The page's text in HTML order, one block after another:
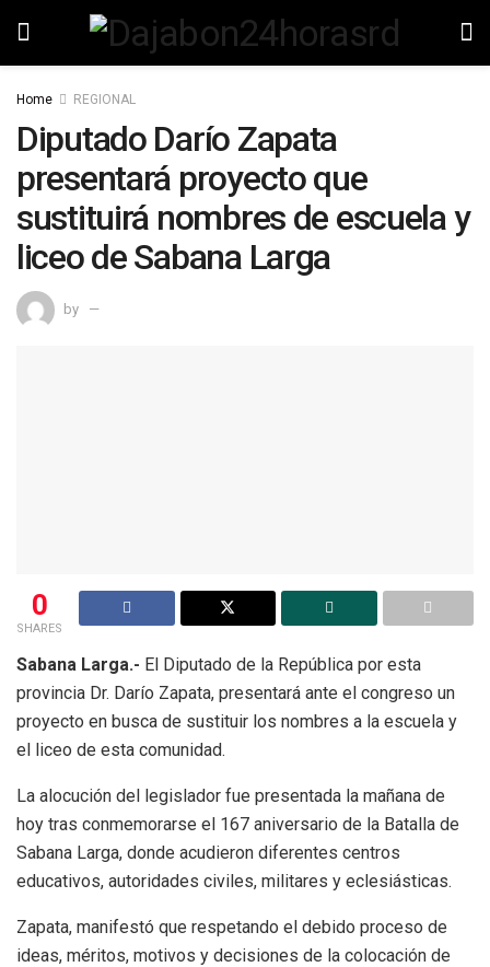
Home REGIONAL
Diputado Darío Zapata
presentará proyecto que
sustituirá nombres de escuela y
liceo de Sabana Larga
by
0
SHARES
Sabana Larga.- El Diputado de la República por esta
provincia Dr. Darío Zapata, presentará ante el congreso un
proyecto en busca de sustituir los nombres a la escuela y
el liceo de esta comunidad.
La alocución del legislador fue presentada la mañana de
hoy tras conmemorarse el 167 aniversario de la Batalla de
Sabana Larga, donde acudieron diferentes centros
educativos, autoridades civiles, militares y eclesiásticas.
Zapata, manifestó que respetando el debido proceso de
ideas, méritos, motivos y decisiones de la colocación de